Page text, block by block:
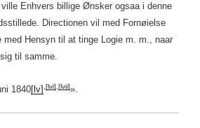
Enhvers billige Ønsker ogsaa i denne
Directionen vil med Fornøielse
med Hensyn til at tinge Logie m. m., naar
til samme.
1840[lv] [lvi] [lvii]».